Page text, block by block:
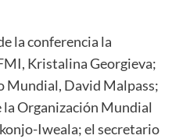
la conferencia la
Kristalina Georgieva;
Mundial, David Malpass;
Organización Mundial
Iweala; el secretario